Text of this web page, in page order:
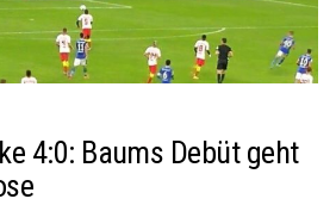
4:0: Baums Debüt geht